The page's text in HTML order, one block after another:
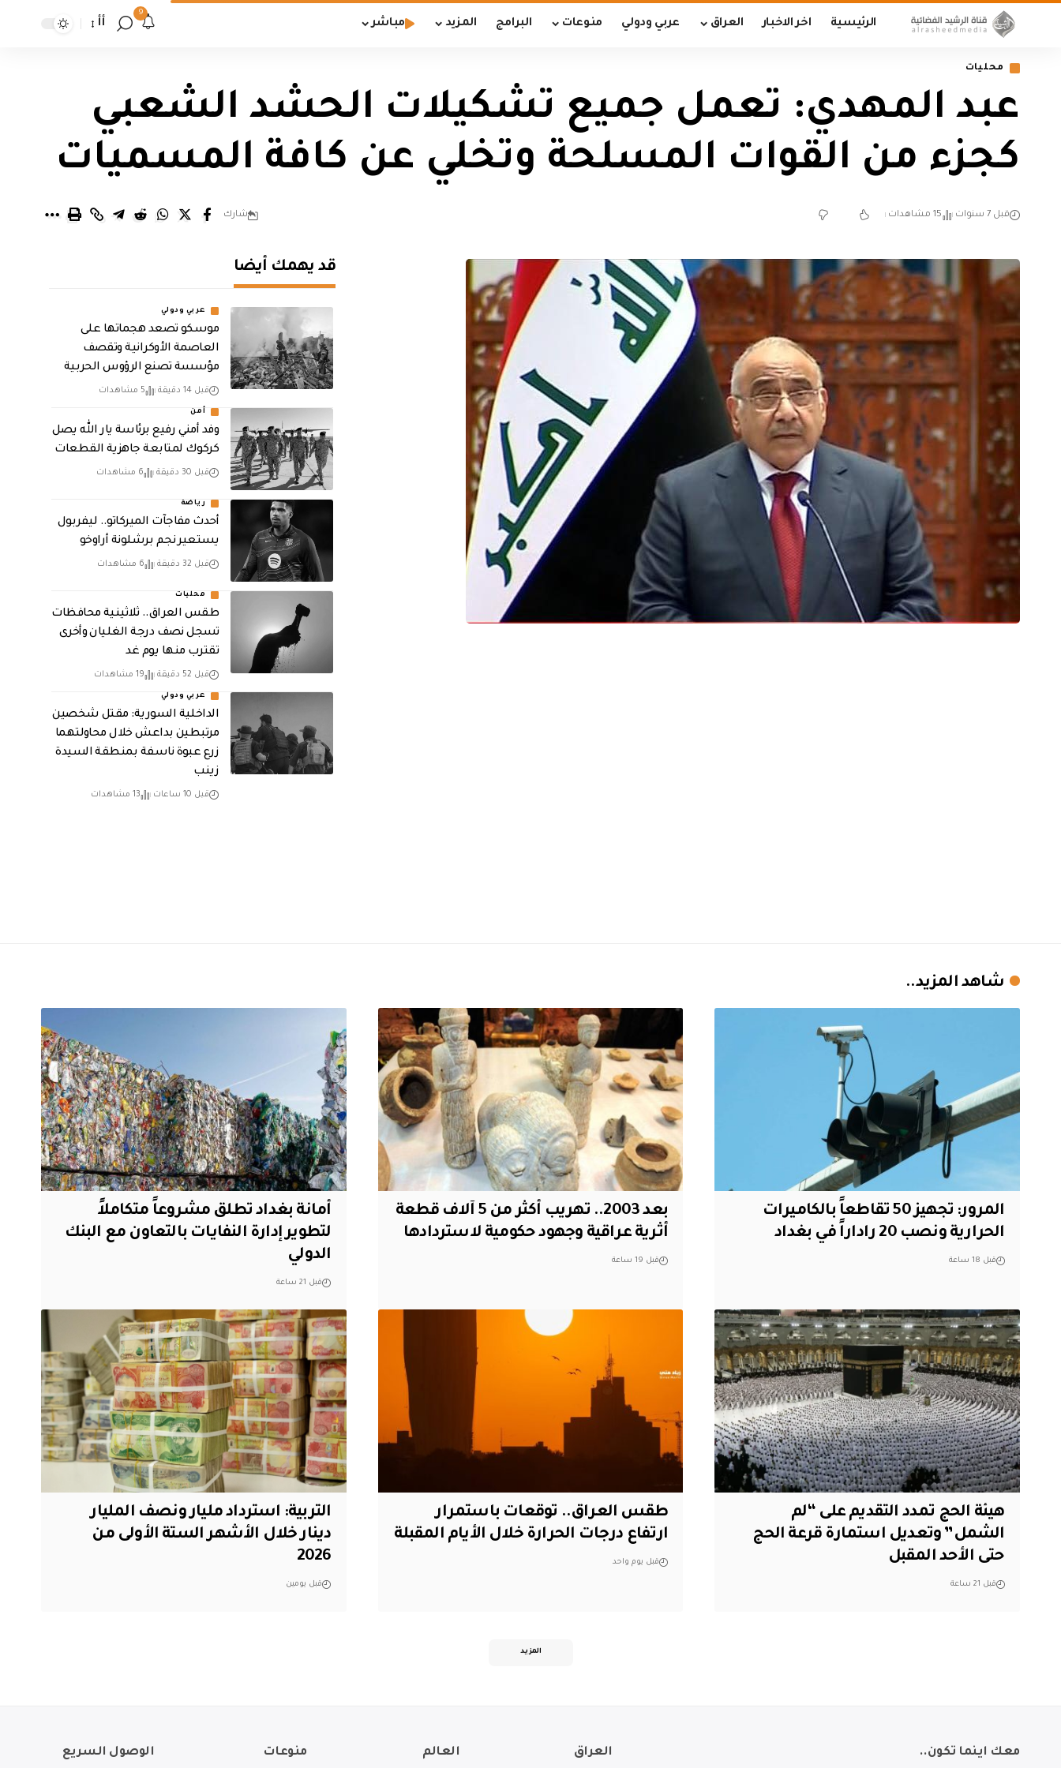
الرئيسية اخر الاخبار العراق عربي ودولي منوعات البرامج المزيد مباشر
9
أأ
محليات
عبد المهدي: تعمل جميع تشكيلات الحشد الشعبي
كجزء من القوات المسلحة وتخلي عن كافة المسميات
قبل 7 سنوات 15 مشاهدات شارك
قد يهمك أيضا
عربي ودولي
موسكو تصعد هجماتها على
العاصمة الأوكرانية وتقصف
مؤسسة تصنع الرؤوس الحربية
قبل 14 دقيقة 5 مشاهدات
أمن
وفد أمني رفيع برئاسة يار الله يصل
كركوك لمتابعة جاهزية القطعات
قبل 30 دقيقة 6 مشاهدات
رياضة
أحدث مفاجآت الميركاتو.. ليفربول
يستعير نجم برشلونة أراوخو
قبل 32 دقيقة 6 مشاهدات
محليات
طقس العراق.. ثلاثينية محافظات
تسجل نصف درجة الغليان وأخرى
تقترب منها يوم غد
قبل 52 دقيقة 19 مشاهدات
عربي ودولي
الداخلية السورية: مقتل شخصين
مرتبطين بداعش خلال محاولتهما
زرع عبوة ناسفة بمنطقة السيدة
زينب
قبل 10 ساعات 13 مشاهدات
شاهد المزيد..
المرور: تجهيز 50 تقاطعاً بالكاميرات
الحرارية ونصب 20 راداراً في بغداد
قبل 18 ساعة
بعد 2003.. تهريب أكثر من 5 آلاف قطعة
أثرية عراقية وجهود حكومية لاستردادها
قبل 19 ساعة
أمانة بغداد تطلق مشروعاً متكاملاً
لتطوير إدارة النفايات بالتعاون مع البنك
الدولي
قبل 21 ساعة
هيئة الحج تمدد التقديم على “لم
الشمل” وتعديل استمارة قرعة الحج
حتى الأحد المقبل
قبل 21 ساعة
طقس العراق.. توقعات باستمرار
ارتفاع درجات الحرارة خلال الأيام المقبلة
قبل يوم واحد
التربية: استرداد مليار ونصف المليار
دينار خلال الأشهر الستة الأولى من
2026
قبل يومين
المزيد
معك اينما تكون.. العراق العالم منوعات الوصول السريع